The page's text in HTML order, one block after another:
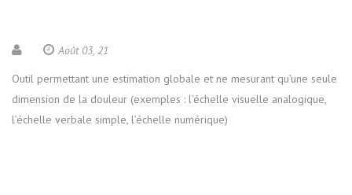
Août 03, 21
Outil permettant une estimation globale et ne mesurant qu’une seule
dimension de la douleur (exemples : l’échelle visuelle analogique,
l’échelle verbale simple, l’échelle numérique)